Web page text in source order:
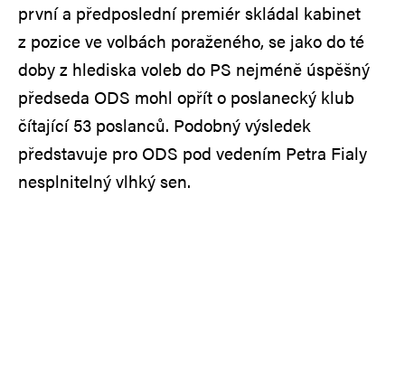
první a předposlední premiér skládal kabinet
z pozice ve volbách poraženého, se jako do té
doby z hlediska voleb do PS nejméně úspěšný
předseda ODS mohl opřít o poslanecký klub
čítající 53 poslanců. Podobný výsledek
představuje pro ODS pod vedením Petra Fialy
nesplnitelný vlhký sen.